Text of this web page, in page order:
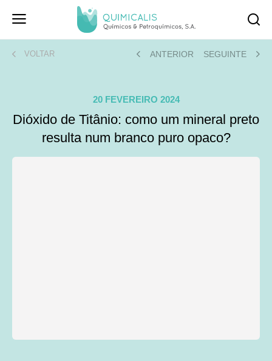
VOLTAR ANTERIOR SEGUINTE
20 FEVEREIRO 2024
Dióxido de Titânio: como um mineral preto
resulta num branco puro opaco?